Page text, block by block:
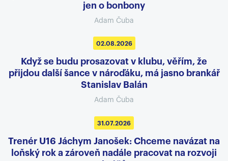
jen o bonbony
Adam Čuba
02.08.2026
Když se budu prosazovat v klubu, věřím, že
přijdou další šance v nároďáku, má jasno brankář
Stanislav Balán
Adam Čuba
31.07.2026
Trenér U16 Jáchym Janošek: Chceme navázat na
loňský rok a zároveň nadále pracovat na rozvoji